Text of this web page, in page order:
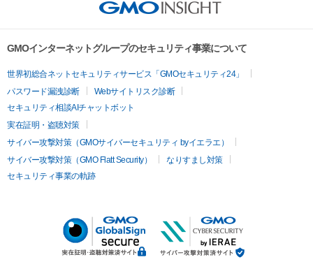
GMOインターネットグループのセキュリティ事業について
世界初総合ネットセキュリティサービス「GMOセキュリティ24」
パスワード漏洩診断
Webサイトリスク診断
セキュリティ相談AIチャットボット
実在証明・盗聴対策
サイバー攻撃対策（GMOサイバーセキュリティ byイエラエ）
サイバー攻撃対策（GMO Flatt Security）
なりすまし対策
セキュリティ事業の軌跡